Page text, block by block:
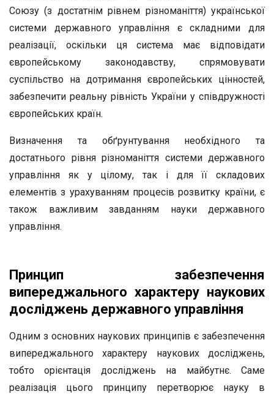
Союзу (з достатнім рівнем різноманіття) української
системи державного управління є складними для
реалізації, оскільки ця система має відповідати
європейському законодавству, спрямовувати
суспільство на дотримання європейських цінностей,
забезпечити реальну рівність України у співдружності
європейських країн.
Визначення та обґрунтування необхідного та
достатнього рівня різноманіття системи державного
управління як у цілому, так і для її складових
елементів з урахуванням процесів розвитку країни, є
також важливим завданням науки державного
управління.
Принцип забезпечення
випереджального характеру наукових
досліджень державного управління
Одним з основних наукових принципів є забезпечення
випереджального характеру наукових досліджень,
тобто орієнтація досліджень на майбутнє. Саме
реалізація цього принципу перетворює науку в